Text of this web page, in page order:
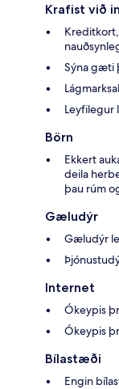
Krafist við
Sýna gæti
Leyfilegur
Börn
Ekkert
deila
þau rúm
Gæludýr
Gæludýr
Internet
Ókeypis
Ókeypis
Bílastæði
Engin